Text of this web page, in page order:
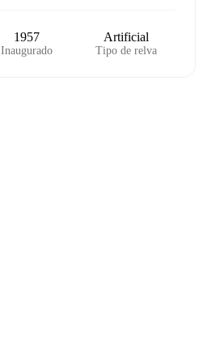
1957
Inaugurado
Artificial
Tipo de relva